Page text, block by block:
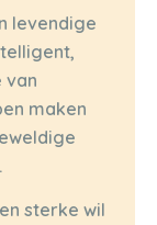
levendige
van
maken
sterke wil